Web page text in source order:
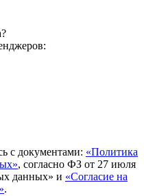
с документами: «Политика
, согласно ФЗ от 27 июля
данных» и «Согласие на
.